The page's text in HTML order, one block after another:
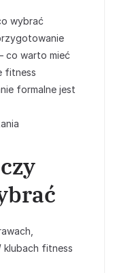
wybrać
co warto mieć
fitness
formalne jest
klubach fitness